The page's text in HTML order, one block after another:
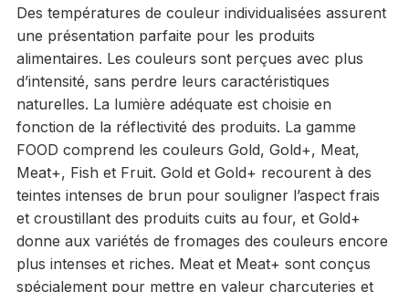
Des températures de couleur individualisées assurent
une présentation parfaite pour les produits
alimentaires. Les couleurs sont perçues avec plus
d’intensité, sans perdre leurs caractéristiques
naturelles. La lumière adéquate est choisie en
fonction de la réflectivité des produits. La gamme
FOOD comprend les couleurs Gold, Gold+, Meat,
Meat+, Fish et Fruit. Gold et Gold+ recourent à des
teintes intenses de brun pour souligner l’aspect frais
et croustillant des produits cuits au four, et Gold+
donne aux variétés de fromages des couleurs encore
plus intenses et riches. Meat et Meat+ sont conçus
spécialement pour mettre en valeur charcuteries et